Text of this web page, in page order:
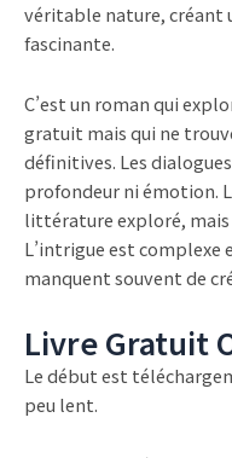
véritable nature, créant
fascinante.
C’est un roman qui
gratuit mais qui ne
définitives. Les
profondeur ni émotion.
littérature exploré,
L’intrigue est complexe
manquent souvent de
Livre Gratuit
Le début est
peu lent.